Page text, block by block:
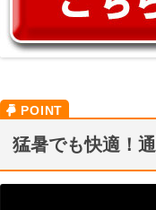
猛暑でも快適！